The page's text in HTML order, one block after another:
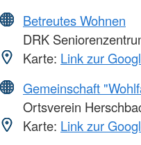
Betreutes Wohnen
DRK
Karte: Link zur
Gemeinschaft
Ortsverein
Karte: Link zur